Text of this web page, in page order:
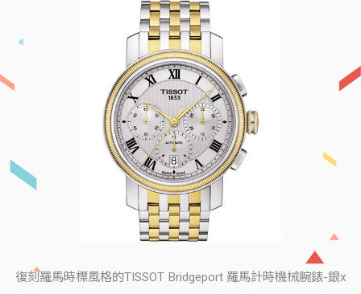
復刻羅馬時標風格的TISSOT Bridgeport 羅馬計時機械腕錶-銀x